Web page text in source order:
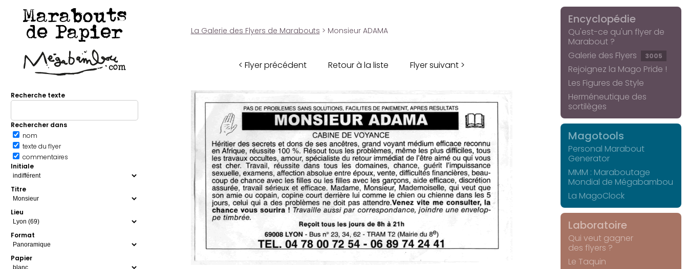
Marabouts
de Papier
Recherche texte
Rechercher dans
nom
texte du flyer
commentaires
Initiale
Titre
Lieu
Format
Papier
La Galerie des Flyers de Marabouts > Monsieur ADAMA
< Flyer précédent Retour à la liste Flyer suivant >
Encyclopédie
Qu'est-ce qu'un flyer de
Marabout ?
Galerie des Flyers
3005
Rejoignez la Mago Pride !
Les Figures de Style
Herméneutique des
sortilèges
Magotools
Personal Marabout
Generator
MMM : Maraboutage
Mondial de Mégabambou
La MagoClock
Laboratoire
Qui veut gagner
des flyers ?
Le Taquin